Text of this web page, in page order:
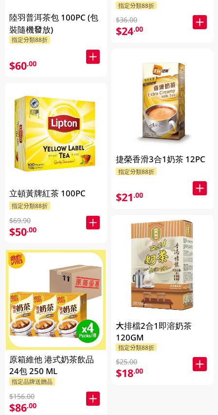
陸羽普洱茶包 100PC (包
裝隨機發放)
指定分類88折
$60.00
立頓黃牌紅茶 100PC
指定分類88折
$69.90
$50.00
原箱維他 港式奶茶飲品
24包 250 ML
指定品牌送贈品
$156.00
$86.00
指定分類88折
$36.00
$24.00
捷榮香滑3合1奶茶 12PC
指定分類88折
$21.00
大排檔2合1即溶奶茶
120GM
指定分類88折
$25.00
$18.00